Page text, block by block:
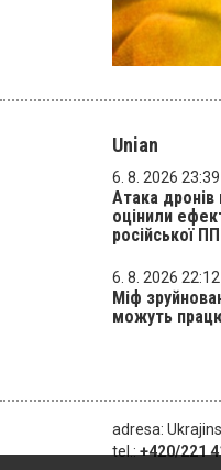
Unian
6. 8. 2026 23:39
Атака дронів
оцінили
російської
6. 8. 2026 22:12
Міф
можуть
adresa:
tel.:+420/221